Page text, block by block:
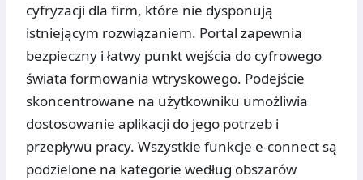
cyfryzacji dla firm, które nie dysponują
istniejącym rozwiązaniem. Portal zapewnia
bezpieczny i łatwy punkt wejścia do cyfrowego
świata formowania wtryskowego. Podejście
skoncentrowane na użytkowniku umożliwia
dostosowanie aplikacji do jego potrzeb i
przepływu pracy. Wszystkie funkcje e-connect są
podzielone na kategorie według obszarów